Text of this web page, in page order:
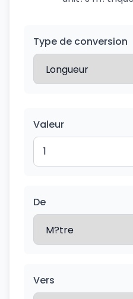
Type de conversion
Valeur
De
Vers